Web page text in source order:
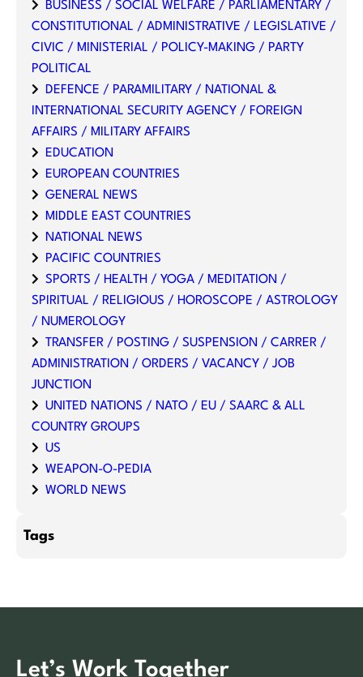
BUSINESS / SOCIAL WELFARE / PARLIAMENTARY /
CONSTITUTIONAL / ADMINISTRATIVE / LEGISLATIVE /
CIVIC / MINISTERIAL / POLICY-MAKING / PARTY
POLITICAL
DEFENCE / PARAMILITARY / NATIONAL &
INTERNATIONAL SECURITY AGENCY / FOREIGN
AFFAIRS / MILITARY AFFAIRS
EDUCATION
EUROPEAN COUNTRIES
GENERAL NEWS
MIDDLE EAST COUNTRIES
NATIONAL NEWS
PACIFIC COUNTRIES
SPORTS / HEALTH / YOGA / MEDITATION /
SPIRITUAL / RELIGIOUS / HOROSCOPE / ASTROLOGY
/ NUMEROLOGY
TRANSFER / POSTING / SUSPENSION / CARRER /
ADMINISTRATION / ORDERS / VACANCY / JOB
JUNCTION
UNITED NATIONS / NATO / EU / SAARC & ALL
COUNTRY GROUPS
US
WEAPON-O-PEDIA
WORLD NEWS
Tags
Let’s Work Together